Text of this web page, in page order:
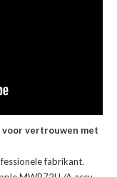
voor vertrouwen met
fabrikant.